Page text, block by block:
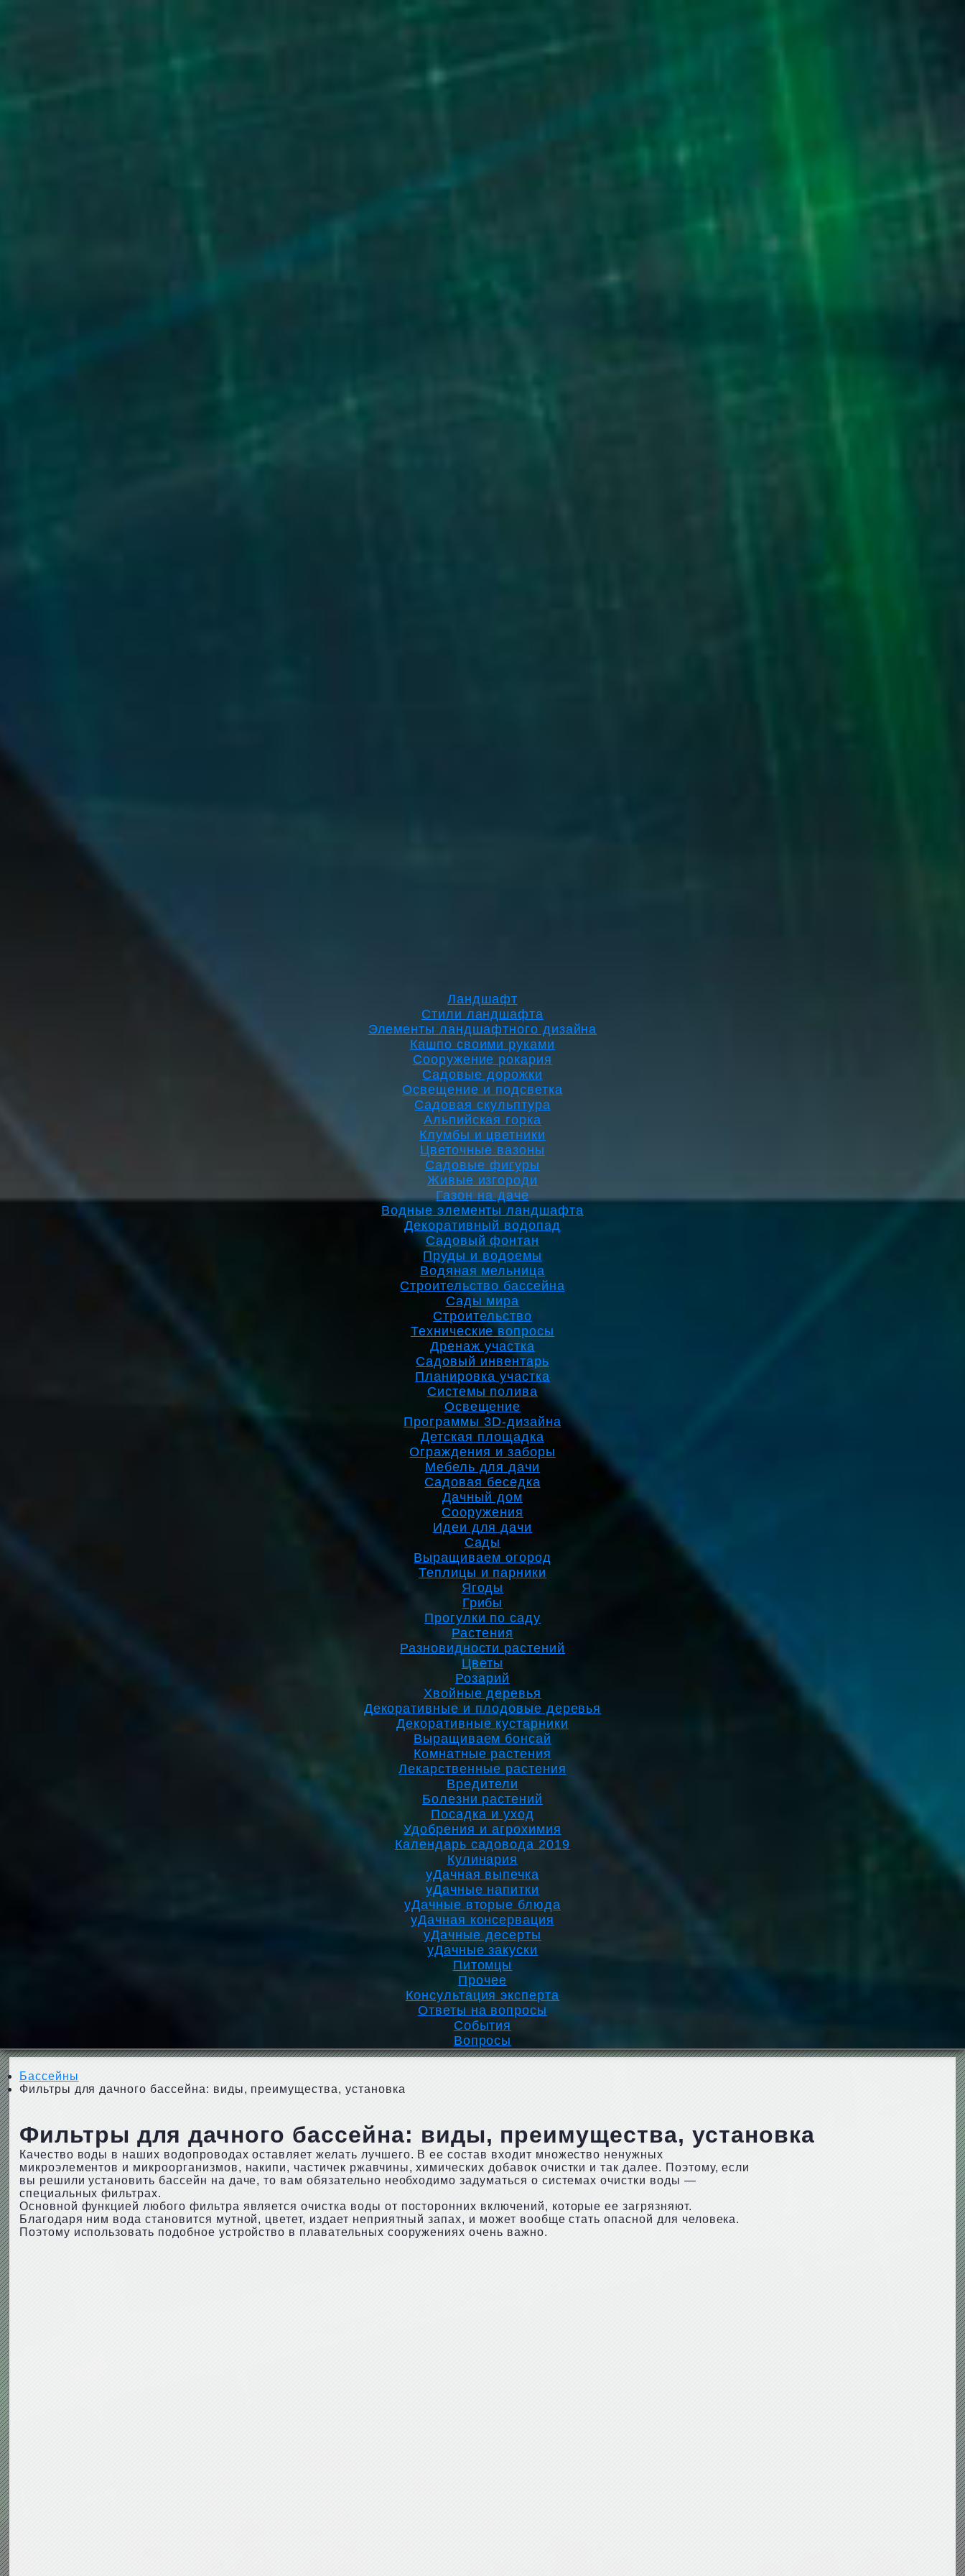
Ландшафт
Стили ландшафта
Элементы ландшафтного дизайна
Кашпо своими руками
Сооружение рокария
Садовые дорожки
Освещение и подсветка
Садовая скульптура
Альпийская горка
Клумбы и цветники
Цветочные вазоны
Садовые фигуры
Живые изгороди
Газон на даче
Водные элементы ландшафта
Декоративный водопад
Садовый фонтан
Пруды и водоемы
Водяная мельница
Строительство бассейна
Сады мира
Строительство
Технические вопросы
Дренаж участка
Садовый инвентарь
Планировка участка
Системы полива
Освещение
Программы 3D-дизайна
Детская площадка
Ограждения и заборы
Мебель для дачи
Садовая беседка
Дачный дом
Сооружения
Идеи для дачи
Сады
Выращиваем огород
Теплицы и парники
Ягоды
Грибы
Прогулки по саду
Растения
Разновидности растений
Цветы
Розарий
Хвойные деревья
Декоративные и плодовые деревья
Декоративные кустарники
Выращиваем бонсай
Комнатные растения
Лекарственные растения
Вредители
Болезни растений
Посадка и уход
Удобрения и агрохимия
Календарь садовода 2019
Кулинария
уДачная выпечка
уДачные напитки
уДачные вторые блюда
уДачная консервация
уДачные десерты
уДачные закуски
Питомцы
Прочее
Консультация эксперта
Ответы на вопросы
События
Вопросы
Бассейны
Фильтры для дачного бассейна: виды, преимущества, установка
Фильтры для дачного бассейна: виды, преимущества, установка
Качество воды в наших водопроводах оставляет желать лучшего. В ее состав входит множество ненужных
микроэлементов и микроорганизмов, накипи, частичек ржавчины, химических добавок очистки и так далее. Поэтому, если
вы решили установить бассейн на даче, то вам обязательно необходимо задуматься о системах очистки воды —
специальных фильтрах.
Основной функцией любого фильтра является очистка воды от посторонних включений, которые ее загрязняют.
Благодаря ним вода становится мутной, цветет, издает неприятный запах, и может вообще стать опасной для человека.
Поэтому использовать подобное устройство в плавательных сооружениях очень важно.